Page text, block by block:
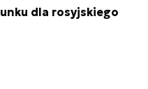
dla rosyjskiego